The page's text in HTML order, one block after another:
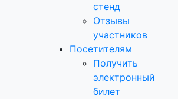
стенд
Отзывы
участников
Посетителям
Получить
электронный
билет